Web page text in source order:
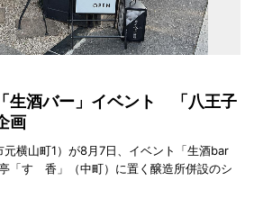
生酒バー」イベント 「八王子
画
横山町1）が8月7日、イベント「生酒bar
「すゞ香」（中町）に置く醸造所併設のシ